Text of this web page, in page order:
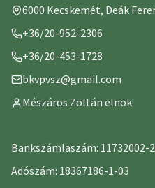
6000 Kecskemét, Deák
+36/20-952-2306
+36/20-453-1728
bkvpvsz@gmail.com
Mészáros Zoltán elnök
Bankszámlaszám: 11732002-
Adószám: 18367186-1-03